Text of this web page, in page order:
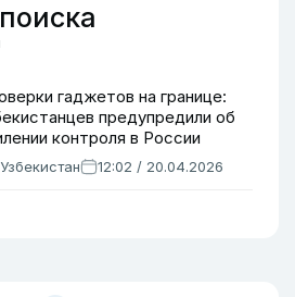
гаджетов на границе:
предупредили об
контроля в России
Узбекистан 12:02 / 20.04.2026